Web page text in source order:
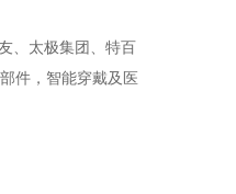
、太极集团、特百
件，智能穿戴及医